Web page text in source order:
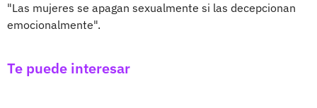
"Las mujeres se apagan sexualmente si las decepcionan
emocionalmente".
Te puede interesar